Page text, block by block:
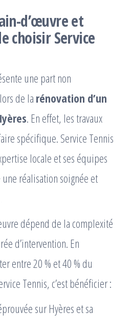
d’œuvre et
choisir Service
une part non
de la rénovation d’un
. En effet, les travaux
spécifique. Service Tennis
locale et ses équipes
réalisation soignée et
dépend de la complexité
d’intervention. En
entre 20 % et 40 % du
Tennis, c’est bénéficier :
sur Hyères et sa